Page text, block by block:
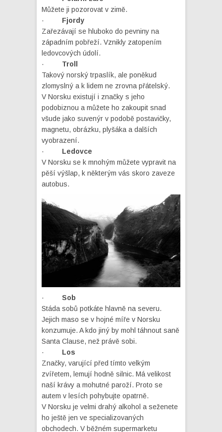
Můžete ji pozorovat v zimě.
· Fjordy
Zařezávají se hluboko do pevniny na
západním pobřeží. Vznikly zatopením
ledovcových údolí.
· Troll
Takový norský trpaslík, ale poněkud
zlomyslný a k lidem ne zrovna přátelský.
V Norsku existují i značky s jeho
podobiznou a můžete ho zakoupit snad
všude jako suvenýr v podobě postavičky,
magnetu, obrázku, plyšáka a dalších
vyobrazení.
· Ledovce
V Norsku se k mnohým můžete vypravit na
pěší výšlap, k některým vás skoro zaveze
autobus.
· Sob
Stáda sobů potkáte hlavně na severu.
Jejich maso se v hojné míře v Norsku
konzumuje. A kdo jiný by mohl táhnout saně
Santa Clause, než právě sobi.
· Los
Značky, varující před tímto velkým
zvířetem, lemují hodně silnic. Má velikost
naší krávy a mohutné paroží. Proto se
autem v lesích pohybujte opatrně.
V Norsku je velmi drahý alkohol a seženete
ho ještě jen ve specializovaných
obchodech. V běžném supermarketu